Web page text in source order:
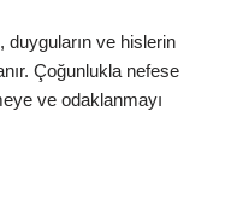
ve hislerin
Çoğunlukla nefese
ve odaklanmayı